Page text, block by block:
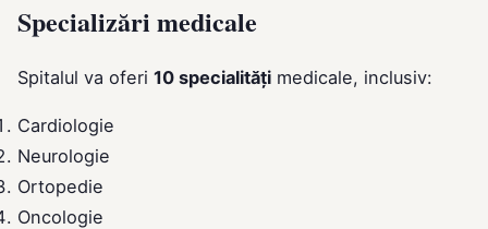
Specializări medicale
Spitalul va oferi 10 specialități medicale, inclusiv:
Cardiologie
Neurologie
Ortopedie
Oncologie